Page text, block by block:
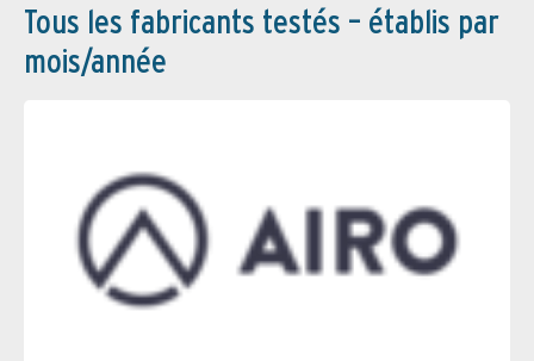
Tous les fabricants testés – établis par
mois/année